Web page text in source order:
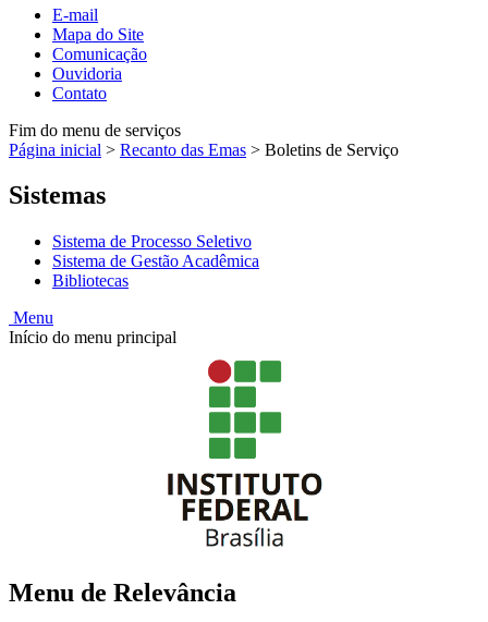
E-mail
Mapa do Site
Comunicação
Ouvidoria
Contato
Fim do menu de serviços
Página inicial > Recanto das Emas > Boletins de Serviço
Sistemas
Sistema de Processo Seletivo
Sistema de Gestão Acadêmica
Bibliotecas
Menu
Início do menu principal
Menu de Relevância